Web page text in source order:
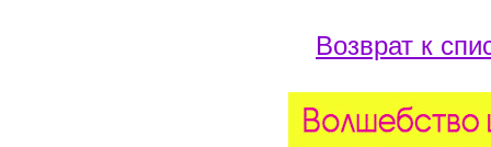
Возврат к